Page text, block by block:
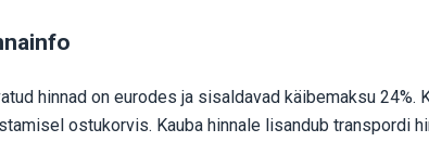
hinnad on eurodes ja sisaldavad käibemaksu
ostukorvis. Kauba hinnale lisandub transpordi